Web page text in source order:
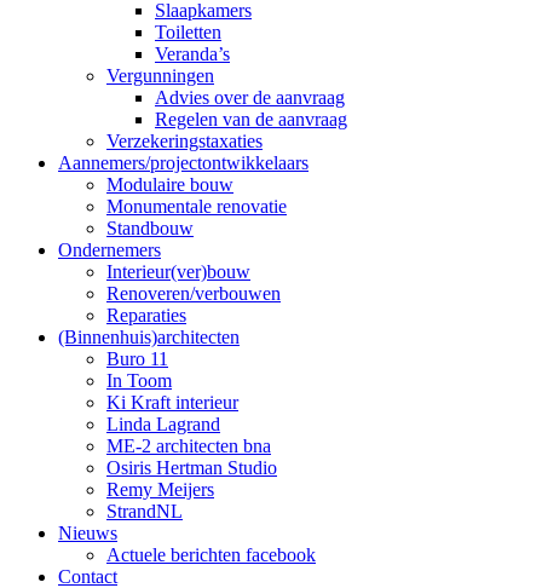
Slaapkamers
Toiletten
Veranda’s
Vergunningen
Advies over de aanvraag
Regelen van de aanvraag
Verzekeringstaxaties
Aannemers/projectontwikkelaars
Modulaire bouw
Monumentale renovatie
Standbouw
Ondernemers
Interieur(ver)bouw
Renoveren/verbouwen
Reparaties
(Binnenhuis)architecten
Buro 11
In Toom
Ki Kraft interieur
Linda Lagrand
ME-2 architecten bna
Osiris Hertman Studio
Remy Meijers
StrandNL
Nieuws
Actuele berichten facebook
Contact